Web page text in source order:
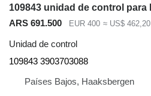
ARS 691.500 EUR 400 ≈ US$ 462,20
Unidad de control
109843 3903703088
Países Bajos, Haaksbergen